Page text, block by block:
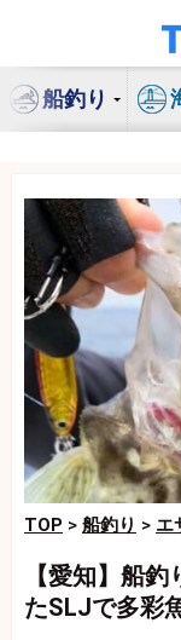
ン
船釣り
TOP > 船釣り > エ
【愛知】船
たSLJで多彩